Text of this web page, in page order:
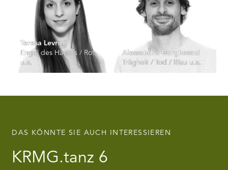
Teresa Levrini
Engel des Hauses / Rot
u.a.
Alessandro Borghesani
Trägheit / Tod / Blau u.a.
DAS KÖNNTE SIE AUCH INTERESSIEREN
KRMG.tanz 6